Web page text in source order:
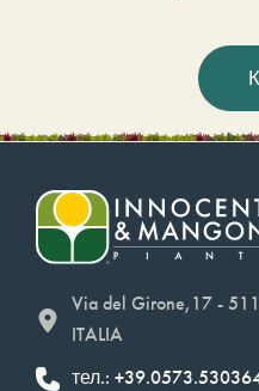
Via del Girone,17 -
ITALIA
тел.: